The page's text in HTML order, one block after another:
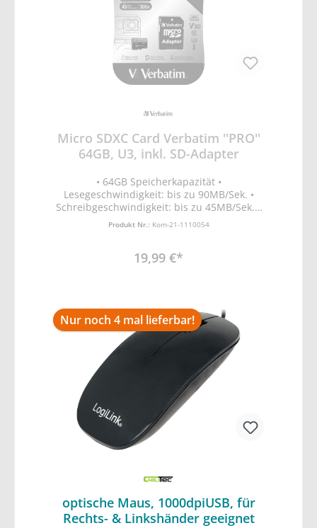
Micro SDXC Card Verbatim ''PRO''
64GB, U3, inkl. SD-Adapter
• 64GB Speicherkapazität •
Lesegeschwindigkeit: bis zu 90MB/Sek. •
Schreibgeschwindigkeit: bis zu 45MB/Sek. •
geeignet für 4K-Ultra-HD-Videoaufnahme •
stoßfest
Produkt Nr.: Kom-21-1110054
19,99 €*
Nur noch 4 mal lieferbar!
optische Maus, 1000dpiUSB, für
Rechts- & Linkshänder geeignet